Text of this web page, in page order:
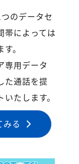
のデータセ
帯によっては
。
専用データ
た通話を提
たします。
みる